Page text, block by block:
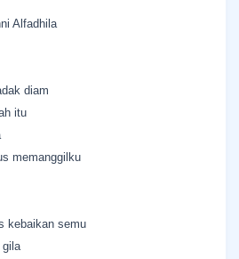
Alfadhila
diam
itu
memanggilku
kebaikan semu
gila